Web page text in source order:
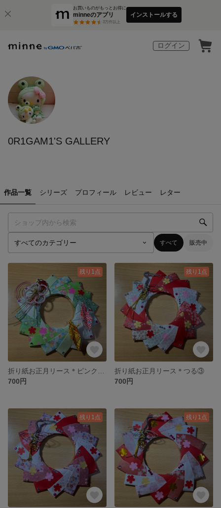
お買いものがもっとお得に
minneのアプリ
3万件以上
インストールする
ログイン
0R1GAM1'S GALLERY
作品一覧 シリーズ プロフィール レビュー レター
すべて 販売中
残り1点
700円
残り1点
折り紙お正月リース＊つる③
700円
残り1点 残り1点